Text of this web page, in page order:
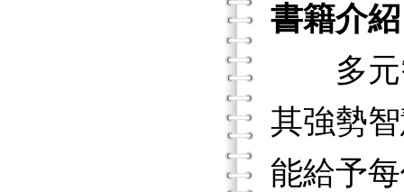
書籍介紹
多元智
其強勢
能給予